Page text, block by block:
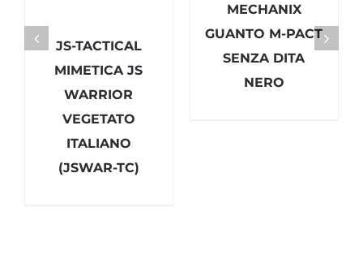
JS-TACTICAL
MIMETICA JS
WARRIOR
VEGETATO
ITALIANO
(JSWAR-TC)
MECHANIX
GUANTO M-PACT
SENZA DITA
NERO